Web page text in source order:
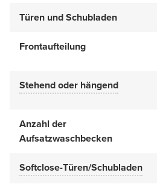
Türen und Schubladen
Frontaufteilung
Stehend oder hängend
Anzahl der
Aufsatzwaschbecken
Softclose-Türen/Schubladen